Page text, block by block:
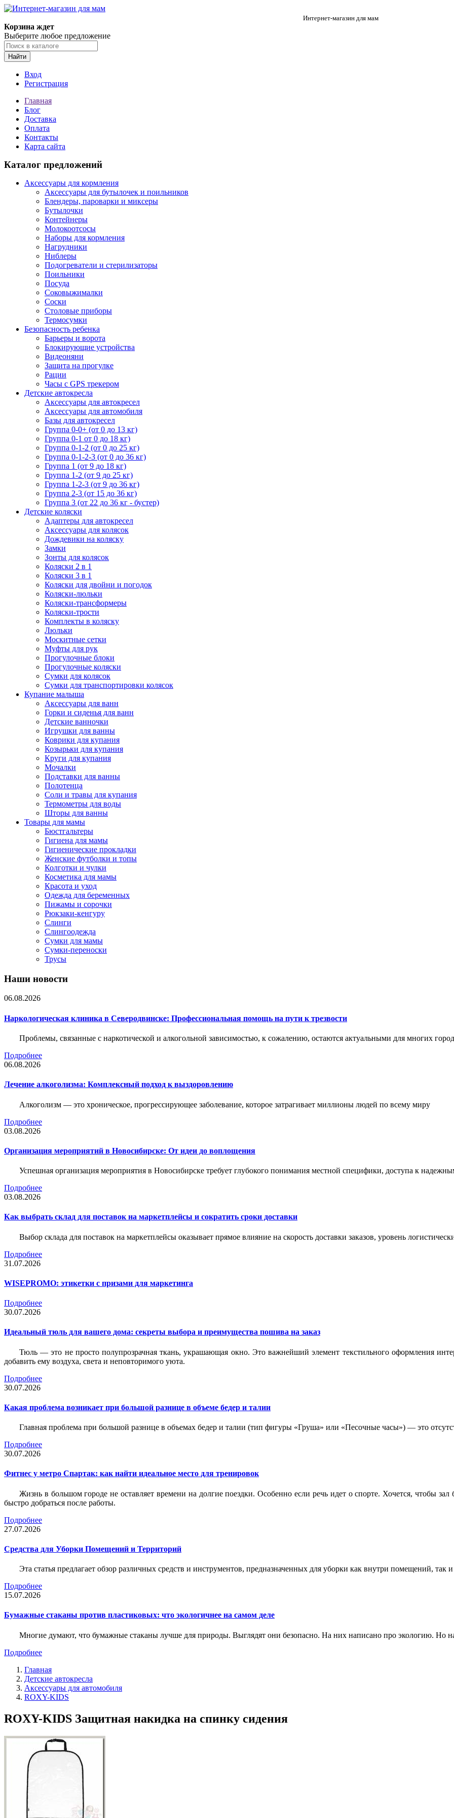
Интернет-магазин для мам
Корзина ждет
Выберите любое предложение
Найти
Вход
Регистрация
Главная
Блог
Доставка
Оплата
Контакты
Карта сайта
Каталог предложений
Аксессуары для кормления
Аксессуары для бутылочек и поильников
Блендеры, пароварки и миксеры
Бутылочки
Контейнеры
Молокоотсосы
Наборы для кормления
Нагрудники
Ниблеры
Подогреватели и стерилизаторы
Поильники
Посуда
Соковыжималки
Соски
Столовые приборы
Термосумки
Безопасность ребенка
Барьеры и ворота
Блокирующие устройства
Видеоняни
Защита на прогулке
Рации
Часы с GPS трекером
Детские автокресла
Аксессуары для автокресел
Аксессуары для автомобиля
Базы для автокресел
Группа 0-0+ (от 0 до 13 кг)
Группа 0-1 от 0 до 18 кг)
Группа 0-1-2 (от 0 до 25 кг)
Группа 0-1-2-3 (от 0 до 36 кг)
Группа 1 (от 9 до 18 кг)
Группа 1-2 (от 9 до 25 кг)
Группа 1-2-3 (от 9 до 36 кг)
Группа 2-3 (от 15 до 36 кг)
Группа 3 (от 22 до 36 кг - бустер)
Детские коляски
Адаптеры для автокресел
Аксессуары для колясок
Дождевики на коляску
Замки
Зонты для колясок
Коляски 2 в 1
Коляски 3 в 1
Коляски для двойни и погодок
Коляски-люльки
Коляски-трансформеры
Коляски-трости
Комплекты в коляску
Люльки
Москитные сетки
Муфты для рук
Прогулочные блоки
Прогулочные коляски
Сумки для колясок
Сумки для транспортировки колясок
Купание малыша
Аксессуары для ванн
Горки и сиденья для ванн
Детские ванночки
Игрушки для ванны
Коврики для купания
Козырьки для купания
Круги для купания
Мочалки
Подставки для ванны
Полотенца
Соли и травы для купания
Термометры для воды
Шторы для ванны
Товары для мамы
Бюстгальтеры
Гигиена для мамы
Гигиенические прокладки
Женские футболки и топы
Колготки и чулки
Косметика для мамы
Красота и уход
Одежда для беременных
Пижамы и сорочки
Рюкзаки-кенгуру
Слинги
Слингоодежда
Сумки для мамы
Сумки-переноски
Трусы
Наши новости
06.08.2026
Наркологическая клиника в Северодвинске: Профессиональная помощь на пути к трезвости
Проблемы, связанные с наркотической и алкогольной зависимостью, к сожалению, остаются актуальными для многих
Подробнее
06.08.2026
Лечение алкоголизма: Комплексный подход к выздоровлению
Алкоголизм — это хроническое, прогрессирующее заболевание, которое затрагивает миллионы людей по всему миру
Подробнее
03.08.2026
Организация мероприятий в Новосибирске: От идеи до воплощения
Успешная организация мероприятия в Новосибирске требует глубокого понимания местной специфики, доступа к
Подробнее
03.08.2026
Как выбрать склад для поставок на маркетплейсы и сократить сроки доставки
Выбор склада для поставок на маркетплейсы оказывает прямое влияние на скорость доставки заказов, уровень
Подробнее
31.07.2026
WISEPROMO: этикетки с призами для маркетинга
Подробнее
30.07.2026
Идеальный тюль для вашего дома: секреты выбора и преимущества пошива на заказ
Тюль — это не просто полупрозрачная ткань, украшающая окно. Это важнейший элемент текстильного оформления
добавить ему воздуха, света и неповторимого уюта.
Подробнее
30.07.2026
Какая проблема возникает при большой разнице в объеме бедер и талии
Главная проблема при большой разнице в объемах бедер и талии (тип фигуры «Груша» или «Песочные часы») — это
Подробнее
30.07.2026
Фитнес у метро Спартак: как найти идеальное место для тренировок
Жизнь в большом городе не оставляет времени на долгие поездки. Особенно если речь идет о спорте. Хочется, чтобы
быстро добраться после работы.
Подробнее
27.07.2026
Средства для Уборки Помещений и Территорий
Эта статья предлагает обзор различных средств и инструментов, предназначенных для уборки как внутри помещений, так
Подробнее
15.07.2026
Бумажные стаканы против пластиковых: что экологичнее на самом деле
Многие думают, что бумажные стаканы лучше для природы. Выглядят они безопасно. На них написано про экологию. Но на
Подробнее
Главная
Детские автокресла
Аксессуары для автомобиля
ROXY-KIDS
ROXY-KIDS Защитная накидка на спинку сидения